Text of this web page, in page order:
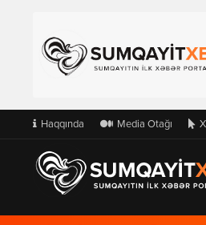
Haqqında Media Otağı